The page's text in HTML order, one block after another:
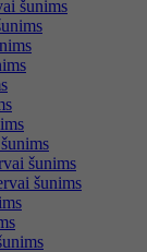
šunims
šunims
šunims